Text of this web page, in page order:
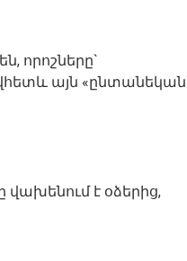
որոշները`
այն «ընտանեկան
վախենում է օձերից,